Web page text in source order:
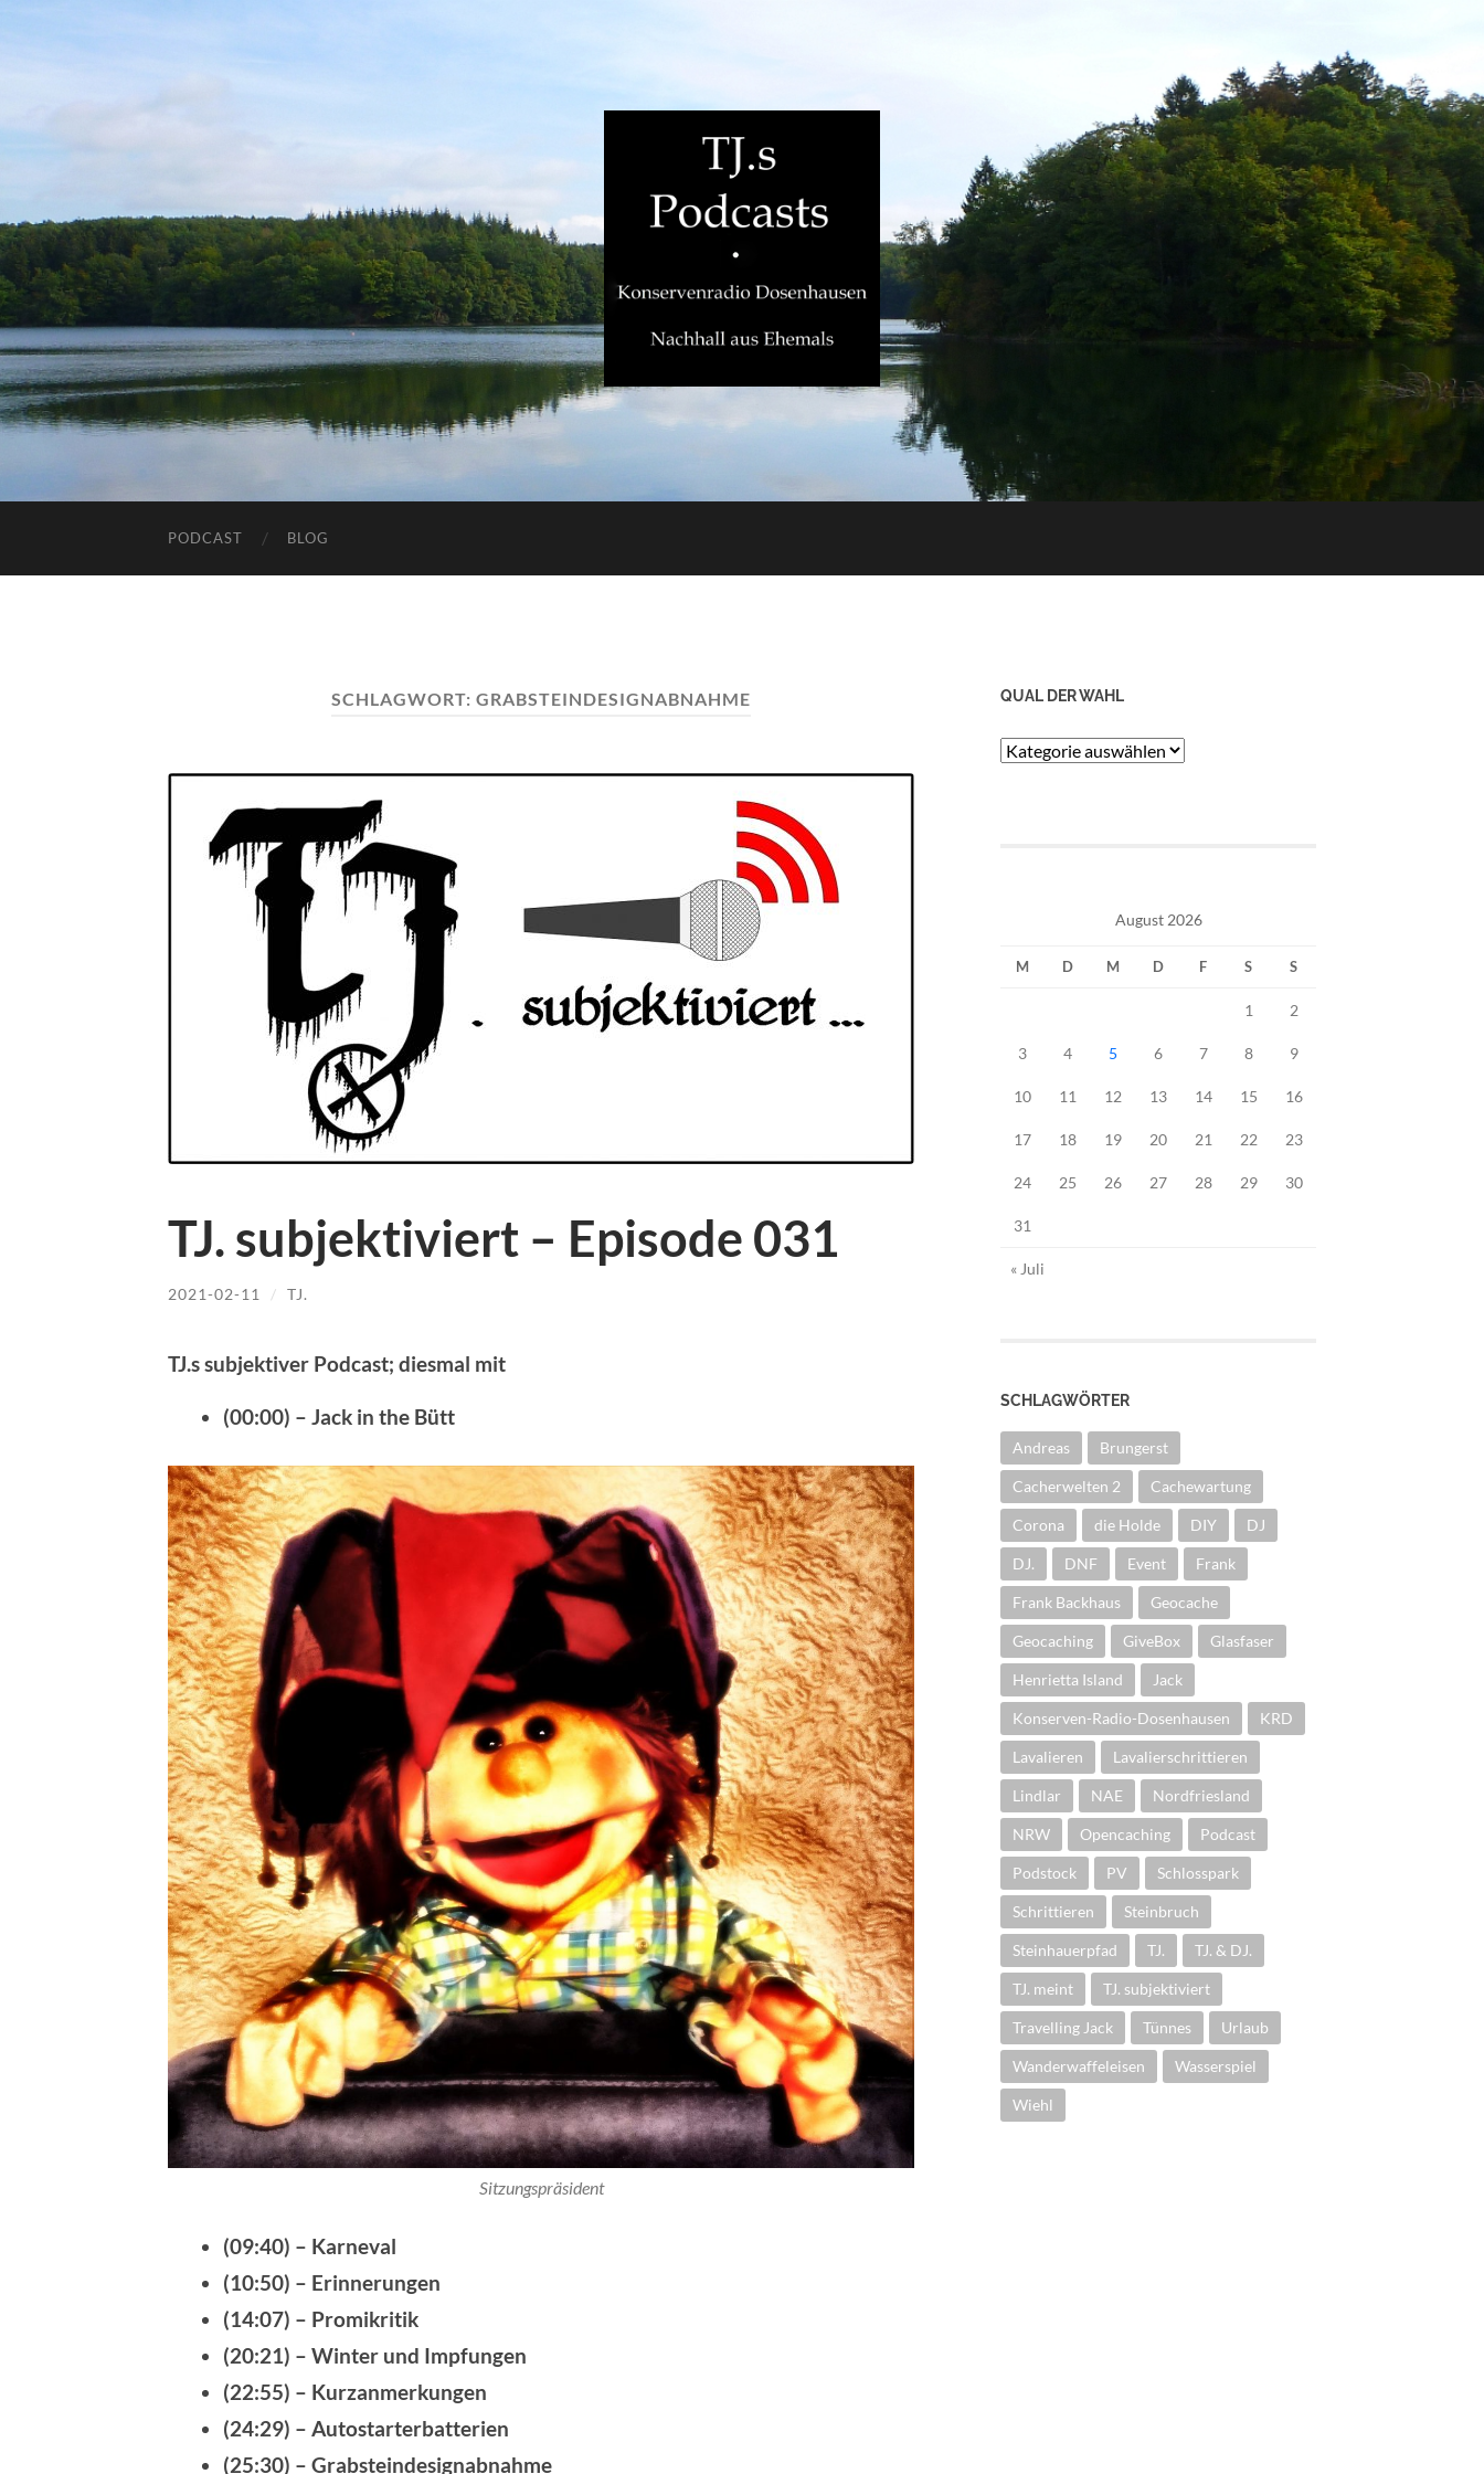
PODCAST BLOG
SCHLAGWORT: GRABSTEINDESIGNABNAHME
TJ. subjektiviert – Episode 031
2021-02-11 / TJ.
TJ.s subjektiver Podcast; diesmal mit
(00:00) – Jack in the Bütt
Sitzungspräsident
(09:40) – Karneval
(10:50) – Erinnerungen
(14:07) – Promikritik
(20:21) – Winter und Impfungen
(22:55) – Kurzanmerkungen
(24:29) – Autostarterbatterien
(25:30) – Grabsteindesignabnahme
QUAL DER WAHL
Qual
August 2026
M D M D F S S
1 2
3 4 5 6 7 8 9
10 11 12 13 14 15 16
17 18 19 20 21 22 23
24 25 26 27 28 29 30
31
« Juli
SCHLAGWÖRTER
Andreas Brungerst
Cacherwelten 2 Cachewartung
Corona die Holde DIY DJ
DJ. DNF Event Frank
Frank Backhaus Geocache
Geocaching GiveBox Glasfaser
Henrietta Island Jack
Konserven-Radio-Dosenhausen KRD
Lavalieren Lavalierschrittieren
Lindlar NAE Nordfriesland
NRW Opencaching Podcast
Podstock PV Schlosspark
Schrittieren Steinbruch
Steinhauerpfad TJ. TJ. & DJ.
TJ. meint TJ. subjektiviert
Travelling Jack Tünnes Urlaub
Wanderwaffeleisen Wasserspiel
Wiehl